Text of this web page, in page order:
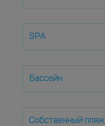
SPA
Бассейн
Собственный пляж